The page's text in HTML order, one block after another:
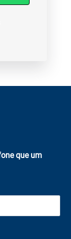
que um